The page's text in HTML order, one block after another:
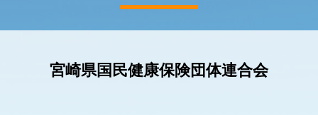
宮崎県国民健康保険団体連合会